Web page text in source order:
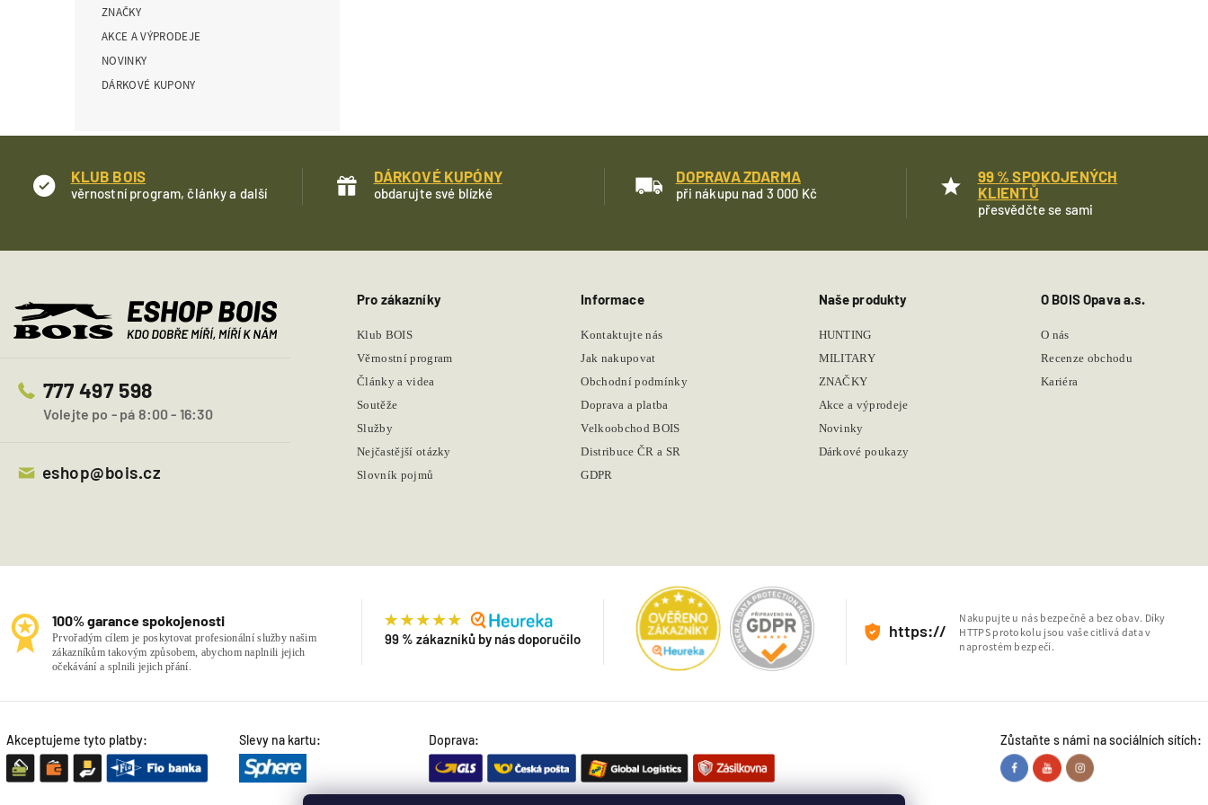
ZNAČKY
AKCE A VÝPRODEJE
NOVINKY
DÁRKOVÉ KUPONY
KLUB BOIS
věrnostní program, články a další
DÁRKOVÉ KUPÓNY
obdarujte své blízké
DOPRAVA ZDARMA
při nákupu nad 3 000 Kč
99 % SPOKOJENÝCH
KLIENTŮ
přesvědčte se sami
777 497 598
Volejte po - pá 8:00 - 16:30
eshop@bois.cz
Pro zákazníky
Klub BOIS
Věrnostní program
Články a videa
Soutěže
Služby
Nejčastější otázky
Slovník pojmů
Informace
Kontaktujte nás
Jak nakupovat
Obchodní podmínky
Doprava a platba
Velkoobchod BOIS
Distribuce ČR a SR
GDPR
Naše produkty
HUNTING
MILITARY
ZNAČKY
Akce a výprodeje
Novinky
Dárkové poukazy
O BOIS Opava a.s.
O nás
Recenze obchodu
Kariéra
100% garance spokojenosti
Prvořadým cílem je poskytovat profesionální služby našim
zákazníkům takovým způsobem, abychom naplnili jejich
očekávání a splnili jejich přání.
99 % zákazníků by nás doporučilo https://
Nakupujte u nás bezpečně a bez obav. Díky
HTTPS protokolu jsou vaše citlivá data v
naprostém bezpečí.
Akceptujeme tyto platby: Slevy na kartu: Doprava: Zůstaňte s námi na sociálních sítích: